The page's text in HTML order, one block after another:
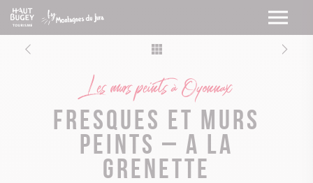
Les murs peints à Oyonnax
Fresques et murs
peints – A la
Grenette